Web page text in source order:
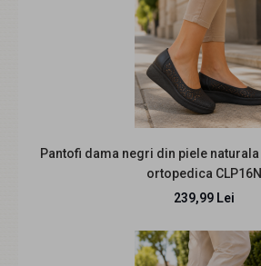
Pantofi dama Bej Casual din piele
pana P3550BEJ
219,99 Lei
Descriere: Pantofi dama casual
Culoare: Bej Pantofii sunt
Pantofi dama negri din piele
ortopedica CLP16N
239,99 Lei